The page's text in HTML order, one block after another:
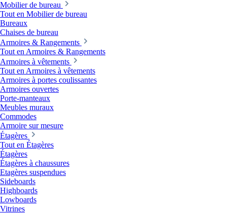
Mobilier de bureau
Tout en Mobilier de bureau
Bureaux
Chaises de bureau
Armoires & Rangements
Tout en Armoires & Rangements
Armoires à vêtements
Tout en Armoires à vêtements
Armoires à portes coulissantes
Armoires ouvertes
Porte-manteaux
Meubles muraux
Commodes
Armoire sur mesure
Étagères
Tout en Étagères
Étagères
Étagères à chaussures
Etagères suspendues
Sideboards
Highboards
Lowboards
Vitrines